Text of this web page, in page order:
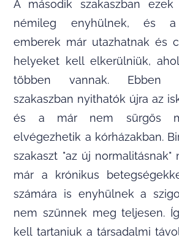
A második szakaszban
némileg enyhülnek, és a
emberek már utazhatnak és
helyeket kell elkerülniük,
többen vannak. Ebben
szakaszban nyithatók újra az
és a már nem sürgős
elvégezhetik a kórházakban.
szakaszt "az új normalitásnak"
már a krónikus
számára is enyhülnek a
nem szűnnek meg teljesen.
kell tartaniuk a társadalmi